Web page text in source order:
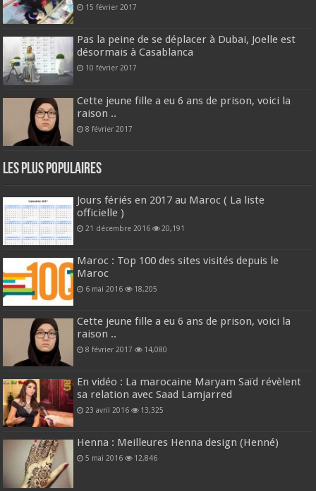
15 février 2017
Pas la peine de se déplacer à Dubai, Joelle est
désormais à Casablanca
10 février 2017
Cette jeune fille a eu 6 ans de prison, voici la
raison ..
8 février 2017
Les plus populaires
Jours fériés en 2017 au Maroc ( La liste
officielle )
21 décembre 2016 20,191
Maroc : Top 100 des sites visités depuis le
Maroc
6 mai 2016 18,205
Cette jeune fille a eu 6 ans de prison, voici la
raison ..
8 février 2017 14,080
En vidéo : La marocaine Maryam Saïd révèlent
sa relation avec Saad Lamjarred
23 avril 2016 13,325
Henna : Meilleures Henna design (Henné)
5 mai 2016 12,846